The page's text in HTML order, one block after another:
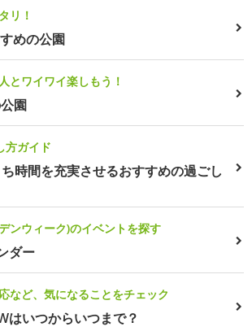
リ！
めの公園
とワイワイ楽しもう！
園
方ガイド
時間を充実させるおすすめの過ごし
ンウィーク)のイベントを探す
ダー
など、気になることをチェック
はいつからいつまで？